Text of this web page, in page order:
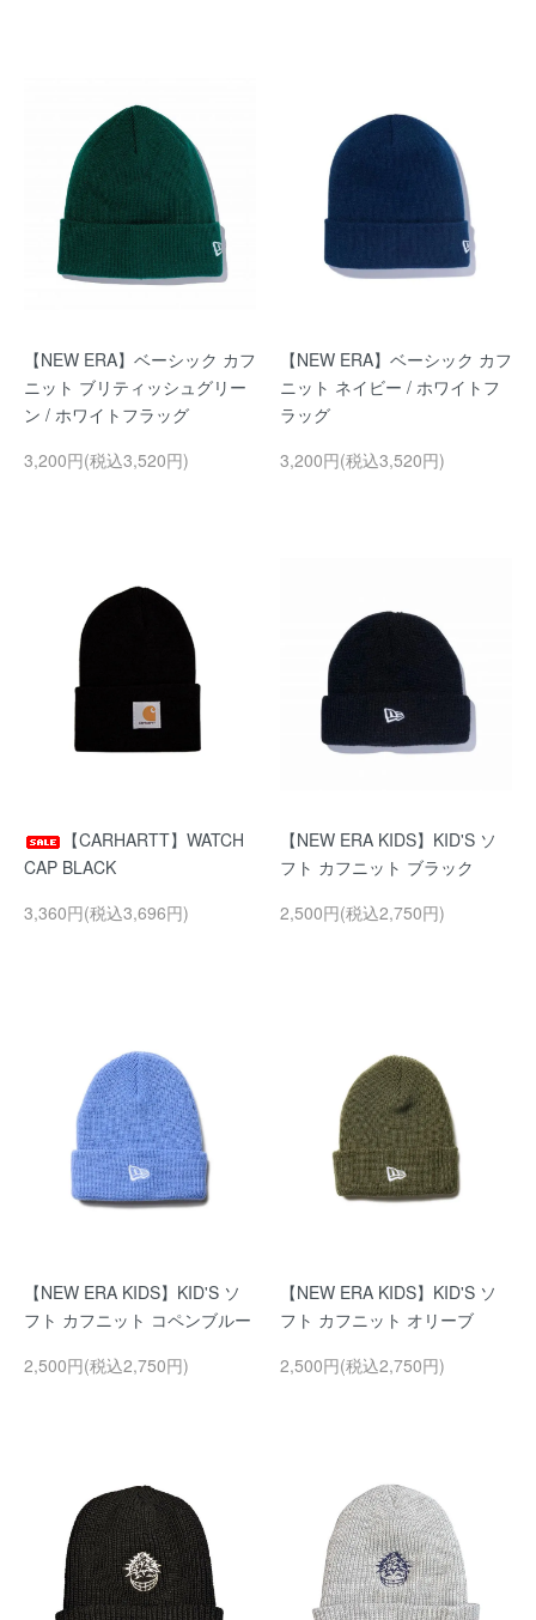
【NEW ERA】ベーシック カフ
ニット ブリティッシュグリー
ン / ホワイトフラッグ
3,200円(税込3,520円)
【NEW ERA】ベーシック カフ
ニット ネイビー / ホワイトフ
ラッグ
3,200円(税込3,520円)
【CARHARTT】WATCH
CAP BLACK
3,360円(税込3,696円)
【NEW ERA KIDS】KID'S ソ
フト カフニット ブラック
2,500円(税込2,750円)
【NEW ERA KIDS】KID'S ソ
フト カフニット コペンブルー
2,500円(税込2,750円)
【NEW ERA KIDS】KID'S ソ
フト カフニット オリーブ
2,500円(税込2,750円)